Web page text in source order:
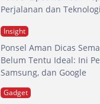
Perjalanan dan
Insight
Ponsel Aman Dicas
Belum Tentu Ideal: Ini
Samsung, dan Google
Gadget